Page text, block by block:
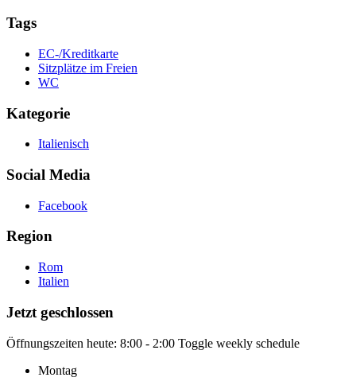
Tags
EC-/Kreditkarte
Sitzplätze im Freien
WC
Kategorie
Italienisch
Social Media
Facebook
Region
Rom
Italien
Jetzt geschlossen
Öffnungszeiten heute: 8:00 - 2:00 Toggle weekly schedule
Montag